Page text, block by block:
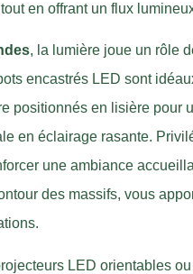
en offrant un flux
, la lumière joue un rôle
encastrés LED sont
positionnés en lisière pour
en éclairage rasante.
une ambiance
des massifs, vous
LED orientables